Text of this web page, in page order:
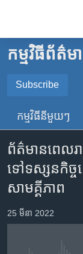
គេហទំព័រ​
ទាក់ទង
រំលង​
ទំព័រ​
ព័ត៌មាន​​
តែ​
ម្តង
និង​
កម្ពុជា
អន្តរជាតិ
ចិន
ហេឡូវីអូអេ
កម្ពុជាច្នៃប្រតិដ្ឋ
ព្រឹត្តិការណ៍ព័ត៌មាន
ទូរទស្សន៍ / វីដេអូ​
កម្មវិធី​ព័ត៌ម
Subscribe
កម្មវិធី​នីមួយៗ
ព័ត៌មានពេល
ទៅ​ទស្សនកិច្ច​
សាមគី្គភាព
25 មីនា 2022